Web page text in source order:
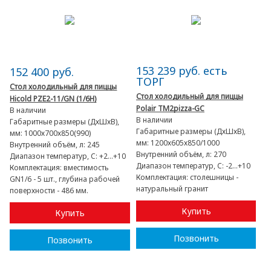
152 400 руб.
Стол холодильный для пиццы
Hicold PZE2-11/GN (1/6H)
В наличии
Габаритные размеры (ДхШхВ),
мм: 1000х700х850(990)
Внутренний объём, л: 245
Диапазон температур, C:+2...+10
Комплектация:вместимость
GN1/6 - 5 шт., глубина рабочей
поверхности - 486 мм.
Купить
Позвонить
153 239 руб. есть
ТОРГ
Стол холодильный для пиццы
Polair TM2pizza-GC
В наличии
Габаритные размеры (ДхШхВ),
мм: 1200х605х850/1000
Внутренний объём, л: 270
Диапазон температур, C: -2...+10
Комплектация: столешницы -
натуральный гранит
Купить
Позвонить